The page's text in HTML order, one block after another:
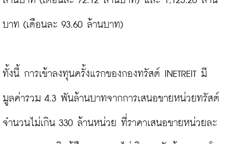
บาท (เดือนละ 93.60 ล้านบาท)
ทั้งนี้ การเข้าลงทุนครั้งแรกของกองทรัสต์ INETREIT มี
มูลค่ารวม 4.3 พันล้านบาทจากการเสนอขายหน่วยทรัสต์
จำนวนไม่เกิน 330 ล้านหน่วย ที่ราคาเสนอขายหน่วยละ